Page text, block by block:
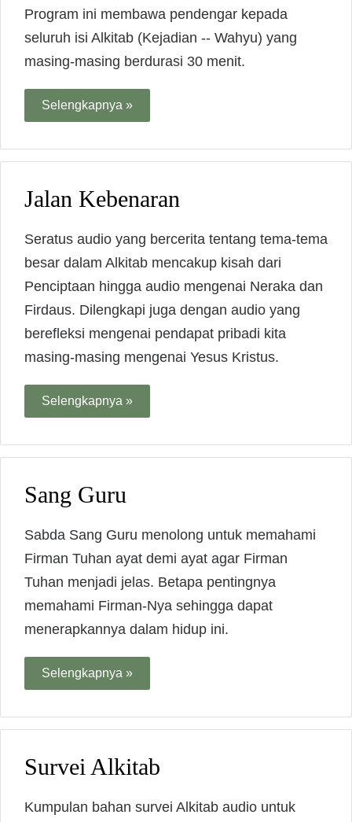
Program ini membawa pendengar kepada
seluruh isi Alkitab (Kejadian -- Wahyu) yang
masing-masing berdurasi 30 menit.
Selengkapnya »
Jalan Kebenaran
Seratus audio yang bercerita tentang tema-tema
besar dalam Alkitab mencakup kisah dari
Penciptaan hingga audio mengenai Neraka dan
Firdaus. Dilengkapi juga dengan audio yang
berefleksi mengenai pendapat pribadi kita
masing-masing mengenai Yesus Kristus.
Selengkapnya »
Sang Guru
Sabda Sang Guru menolong untuk memahami
Firman Tuhan ayat demi ayat agar Firman
Tuhan menjadi jelas. Betapa pentingnya
memahami Firman-Nya sehingga dapat
menerapkannya dalam hidup ini.
Selengkapnya »
Survei Alkitab
Kumpulan bahan survei Alkitab audio untuk